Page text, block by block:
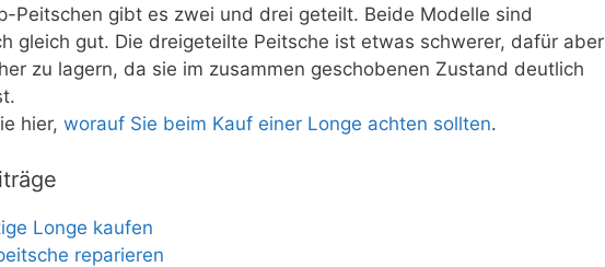
Peitschen gibt es zwei und drei geteilt. Beide Modelle sind
gleich gut. Die dreigeteilte Peitsche ist etwas schwerer, dafür aber
zu lagern, da sie im zusammen geschobenen Zustand deutlich
hier, worauf Sie beim Kauf einer Longe achten sollten.
Longe kaufen
reparieren